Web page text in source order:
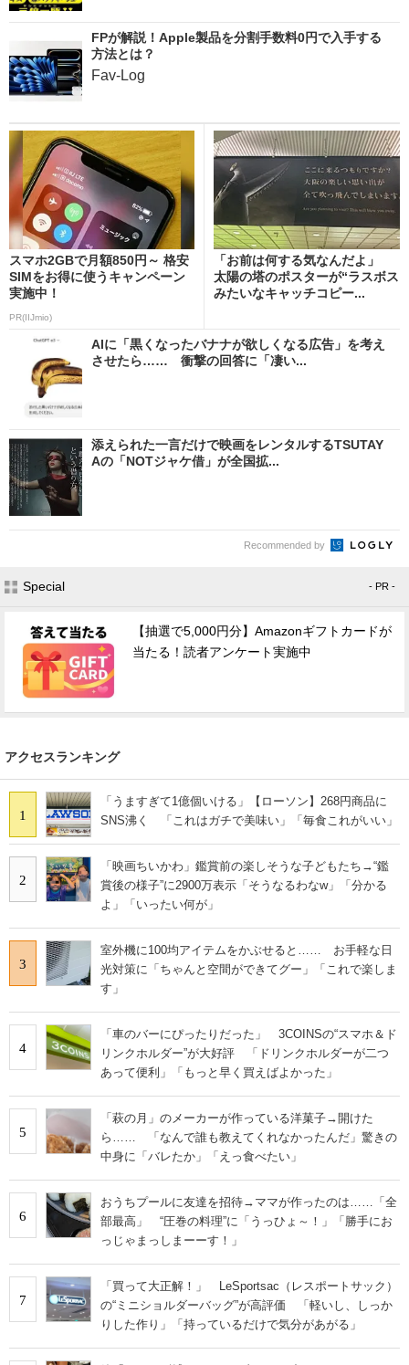
FPが解説！Apple製品を分割手数料0円で入手する
方法とは？
Fav-Log
スマホ2GBで月額850円～ 格安
SIMをお得に使うキャンペーン
実施中！
PR(IIJmio)
「お前は何する気なんだよ」
太陽の塔のポスターが“ラスボス
みたいなキャッチコピー...
AIに「黒くなったバナナが欲しくなる広告」を考え
させたら…… 衝撃の回答に「凄い...
添えられた一言だけで映画をレンタルするTSUTAY
Aの「NOTジャケ借」が全国拡...
Recommended by
Special - PR -
【抽選で5,000円分】Amazonギフトカードが
当たる！読者アンケート実施中
アクセスランキング
1
「うますぎて1億個いける」【ローソン】268円商品に
SNS沸く 「これはガチで美味い」「毎食これがいい」
2
「映画ちいかわ」鑑賞前の楽しそうな子どもたち→“鑑
賞後の様子”に2900万表示「そうなるわなw」「分かる
よ」「いったい何が」
3
室外機に100均アイテムをかぶせると…… お手軽な日
光対策に「ちゃんと空間ができてグー」「これで楽しま
す」
4
「車のバーにぴったりだった」 3COINSの“スマホ＆ド
リンクホルダー”が大好評 「ドリンクホルダーが二つ
あって便利」「もっと早く買えばよかった」
5
「萩の月」のメーカーが作っている洋菓子→開けた
ら…… 「なんで誰も教えてくれなかったんだ」驚きの
中身に「バレたか」「えっ食べたい」
6
おうちプールに友達を招待→ママが作ったのは……「全
部最高」 “圧巻の料理”に「うっひょ～！」「勝手にお
っじゃまっしまーーす！」
7
「買って大正解！」 LeSportsac（レスポートサック）
の“ミニショルダーバッグ”が高評価 「軽いし、しっか
りした作り」「持っているだけで気分があがる」